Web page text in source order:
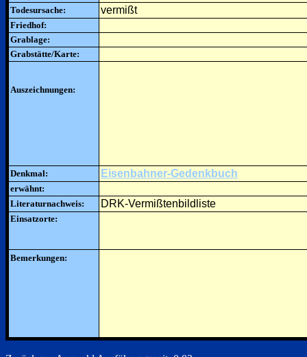
Todesursache:
vermißt
Friedhof:
Grablage:
Grabstätte/Karte:
Auszeichnungen:
Denkmal: Eisenbahner-Gedenkbuch
erwähnt:
Literaturnachweis:
DRK-Vermißtenbildliste
Einsatzorte:
Bemerkungen: